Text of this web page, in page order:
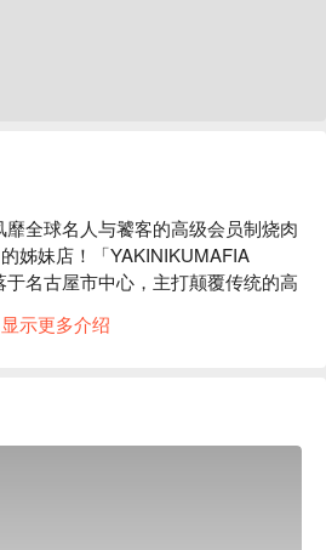
靡全球名人与饕客的高级会员制烧肉
姊妹店！「YAKINIKUMAFIA
于名古屋市中心，主打颠覆传统的高
（超过 162 则评论）：「非常特
毛和牛尾崎牛，并使用一台价值
专属料理法，将和牛的鲜美、深度
显示更多介绍